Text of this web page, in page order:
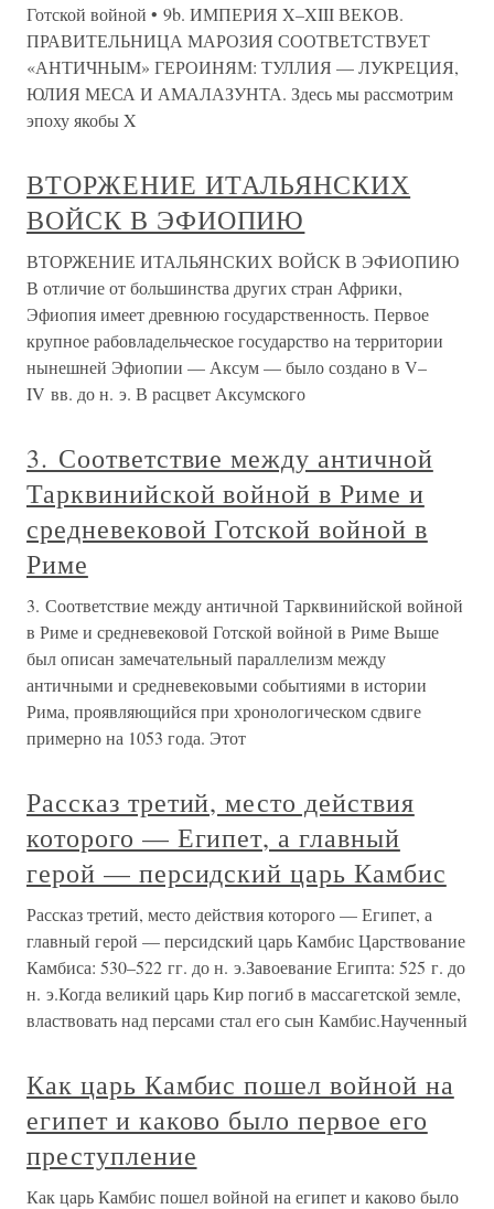
Готской войной • 9b. ИМПЕРИЯ X–XIII ВЕКОВ.
ПРАВИТЕЛЬНИЦА МАРОЗИЯ СООТВЕТСТВУЕТ
«АНТИЧНЫМ» ГЕРОИНЯМ: ТУЛЛИЯ — ЛУКРЕЦИЯ,
ЮЛИЯ МЕСА И АМАЛАЗУНТА. Здесь мы рассмотрим
эпоху якобы X
ВТОРЖЕНИЕ ИТАЛЬЯНСКИХ
ВОЙСК В ЭФИОПИЮ
ВТОРЖЕНИЕ ИТАЛЬЯНСКИХ ВОЙСК В ЭФИОПИЮ
В отличие от большинства других стран Африки,
Эфиопия имеет древнюю государственность. Первое
крупное рабовладельческое государство на территории
нынешней Эфиопии — Аксум — было создано в V–
IV вв. до н. э. В расцвет Аксумского
3. Соответствие между античной
Тарквинийской войной в Риме и
средневековой Готской войной в
Риме
3. Соответствие между античной Тарквинийской войной
в Риме и средневековой Готской войной в Риме Выше
был описан замечательный параллелизм между
античными и средневековыми событиями в истории
Рима, проявляющийся при хронологическом сдвиге
примерно на 1053 года. Этот
Рассказ третий, место действия
которого — Египет, а главный
герой — персидский царь Камбис
Рассказ третий, место действия которого — Египет, а
главный герой — персидский царь Камбис Царствование
Камбиса: 530–522 гг. до н. э.Завоевание Египта: 525 г. до
н. э.Когда великий царь Кир погиб в массагетской земле,
властвовать над персами стал его сын Камбис.Наученный
Как царь Камбис пошел войной на
египет и каково было первое его
преступление
Как царь Камбис пошел войной на египет и каково было